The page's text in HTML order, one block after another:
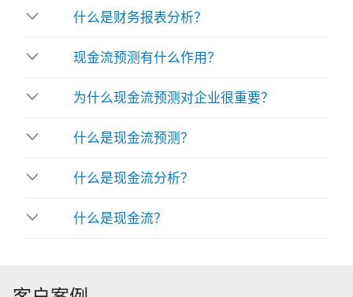
什么是财务报表分析？
现金流预测有什么作用？
为什么现金流预测对企业很重要？
什么是现金流预测？
什么是现金流分析？
什么是现金流？